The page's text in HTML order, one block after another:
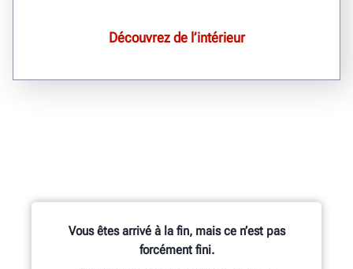
Découvrez de l’intérieur
Vous êtes arrivé à la fin, mais ce n’est pas
forcément fini.